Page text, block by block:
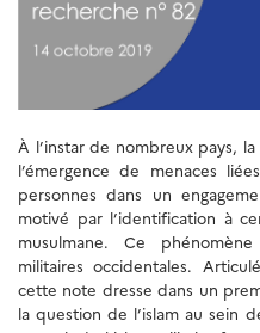
À l’instar de nombreux pays,
l’émergence de menaces
personnes dans un
motivé par l’identification à
musulmane. Ce
militaires occidentales.
cette note dresse dans un
la question de l’islam au sein